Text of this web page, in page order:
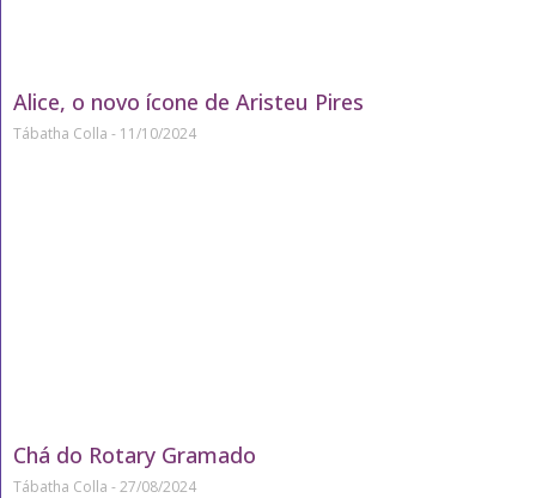
Alice, o novo ícone de Aristeu Pires
Tábatha Colla 11/10/2024
Chá do Rotary Gramado
Tábatha Colla 27/08/2024